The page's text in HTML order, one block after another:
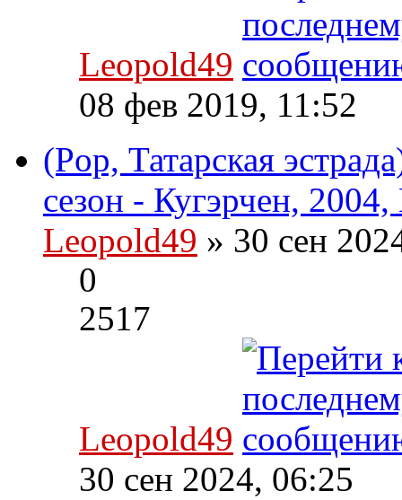
Leopold49
08 фев 2019, 11:52
(Pop, Татарская
сезон - Кугэрчен,
Leopold49 » 30 сен
0
2517
Leopold49
30 сен 2024, 06:25